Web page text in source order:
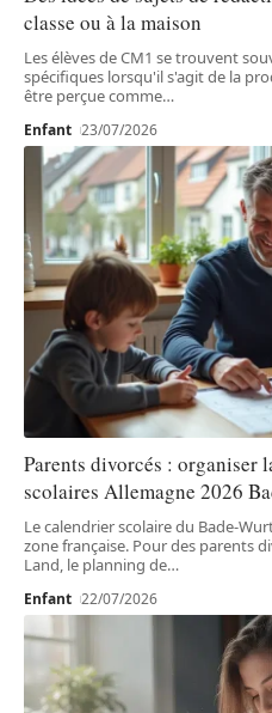
classe ou à la maison
Les élèves de CM1 se trouvent
spécifiques lorsqu'il s'agit de la
être perçue comme…
Enfant 23/07/2026
Parents divorcés : organiser
scolaires Allemagne 2026
Le calendrier scolaire du Bade-
zone française. Pour des parents
Land, le planning de…
Enfant 22/07/2026